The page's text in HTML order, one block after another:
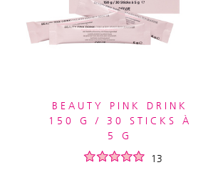
BEAUTY PINK DRINK
150 G / 30 STICKS À
5 G
13